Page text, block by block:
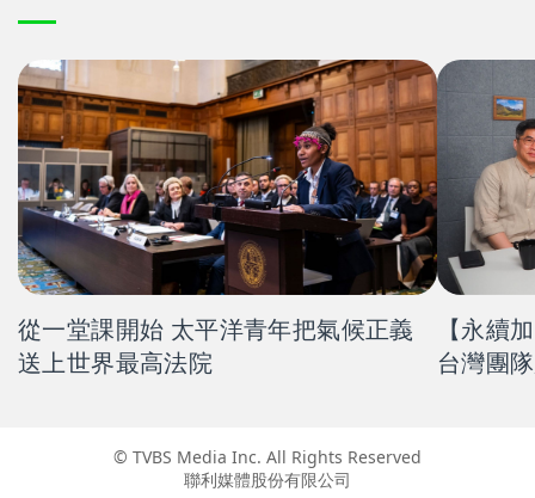
從一堂課開始 太平洋青年把氣候正義
送上世界最高法院
【永續
台灣團
© TVBS Media Inc. All Rights Reserved
聯利媒體股份有限公司